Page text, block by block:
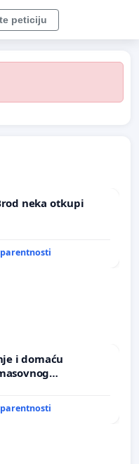
peticiju
neka otkupi
i domaću
afričke svinjske